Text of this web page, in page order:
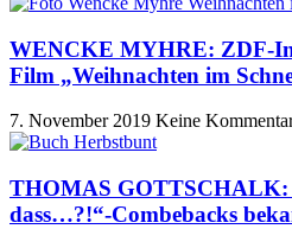
WENCKE MYHRE: ZDF-
Film „Weihnachten im
7. November 2019 Keine
THOMAS GOTTSCHALK:
dass…?!“-Combebacks